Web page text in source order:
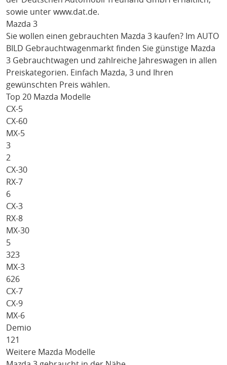
sowie unter www.dat.de.
Mazda 3
Sie wollen einen gebrauchten Mazda 3 kaufen? Im AUTO
BILD Gebrauchtwagenmarkt finden Sie günstige Mazda
3 Gebrauchtwagen und zahlreiche Jahreswagen in allen
Preiskategorien. Einfach Mazda, 3 und Ihren
gewünschten Preis wählen.
Top 20 Mazda Modelle
CX-5
CX-60
MX-5
3
2
CX-30
RX-7
6
CX-3
RX-8
MX-30
5
323
MX-3
626
CX-7
CX-9
MX-6
Demio
121
Weitere Mazda Modelle